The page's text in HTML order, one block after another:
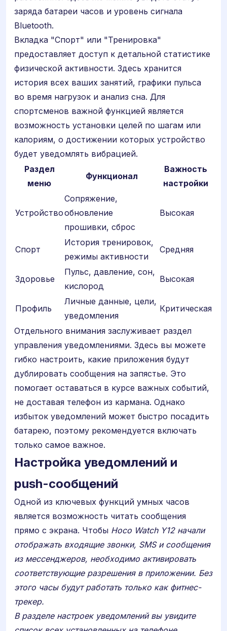
заряда батареи часов и уровень сигнала
Bluetooth.
Вкладка "Спорт" или "Тренировка"
предоставляет доступ к детальной статистике
физической активности. Здесь хранится
история всех ваших занятий, графики пульса
во время нагрузок и анализ сна. Для
спортсменов важной функцией является
возможность установки целей по шагам или
калориям, о достижении которых устройство
будет уведомлять вибрацией.
Раздел
меню
Функционал
Важность
настройки
Устройство
Сопряжение,
обновление
прошивки, сброс
Высокая
Спорт
История тренировок,
режимы активности
Средняя
Здоровье
Пульс, давление, сон,
кислород
Высокая
Профиль
Личные данные, цели,
уведомления
Критическая
Отдельного внимания заслуживает раздел
управления уведомлениями. Здесь вы можете
гибко настроить, какие приложения будут
дублировать сообщения на запястье. Это
помогает оставаться в курсе важных событий,
не доставая телефон из кармана. Однако
избыток уведомлений может быстро посадить
батарею, поэтому рекомендуется включать
только самое важное.
Настройка уведомлений и
push-сообщений
Одной из ключевых функций умных часов
является возможность читать сообщения
прямо с экрана. Чтобы Hoco Watch Y12 начали
отображать входящие звонки, SMS и сообщения
из мессенджеров, необходимо активировать
соответствующие разрешения в приложении. Без
этого часы будут работать только как фитнес-
трекер.
В разделе настроек уведомлений вы увидите